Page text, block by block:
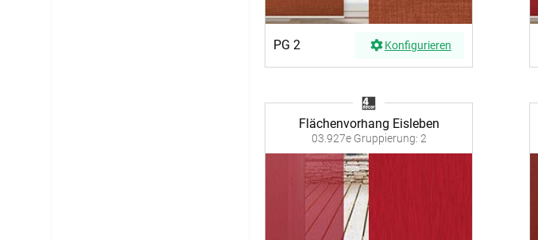
PG 2 Konfigurieren
Flächenvorhang Eisleben
03.927e Gruppierung: 2